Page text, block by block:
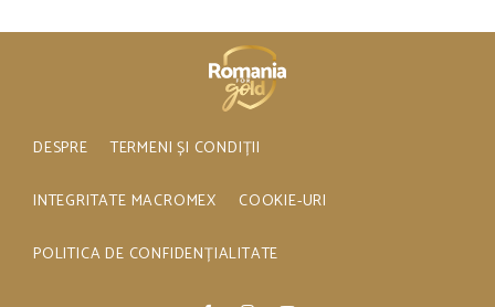
DESPRE TERMENI ȘI CONDIȚII
INTEGRITATE MACROMEX COOKIE-URI
POLITICA DE CONFIDENȚIALITATE